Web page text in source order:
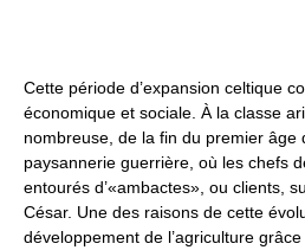
Cette période d’expansion celtique
économique et sociale. À la classe
nombreuse, de la fin du premier âge
paysannerie guerrière, où les chefs
entourés d’«ambactes», ou clients,
César. Une des raisons de cette
développement de l’agriculture